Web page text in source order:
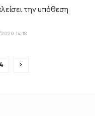
την υπόθεση
14:18
4